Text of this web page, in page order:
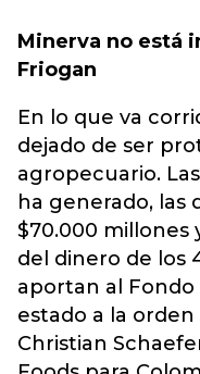
Minerva no está
Friogan
En lo que va
dejado de ser
agropecuario.
ha generado, las
$70.000 millones
del dinero de los
aportan al Fondo
estado a la
Christian